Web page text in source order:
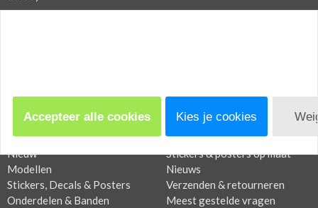
Categorieën
Acties & Specials
Nieuw
Modellen
Stickers, Decals & Posters
Onderdelen & Banden
Menu
Home
Stickers & posters op maat
Nieuws
Verzenden & retourneren
Meest gestelde vragen
Accepteer alle cookies Kies je cookies